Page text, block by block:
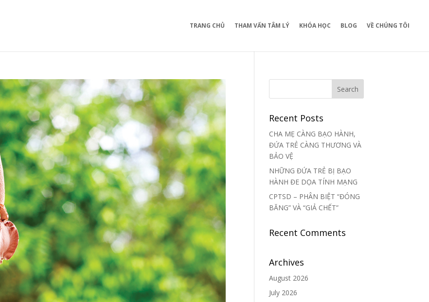
TRANG CHỦ THAM VẤN TÂM LÝ KHÓA HỌC BLOG VỀ CHÚNG TÔI
Recent Posts
CHA MẸ CÀNG BẠO HÀNH,
ĐỨA TRẺ CÀNG THƯƠNG VÀ
BẢO VỆ
NHỮNG ĐỨA TRẺ BỊ BẠO
HÀNH ĐE DỌA TÍNH MẠNG
CPTSD – PHÂN BIỆT “ĐÓNG
BĂNG” VÀ “GIẢ CHẾT”
Recent Comments
Archives
August 2026
July 2026